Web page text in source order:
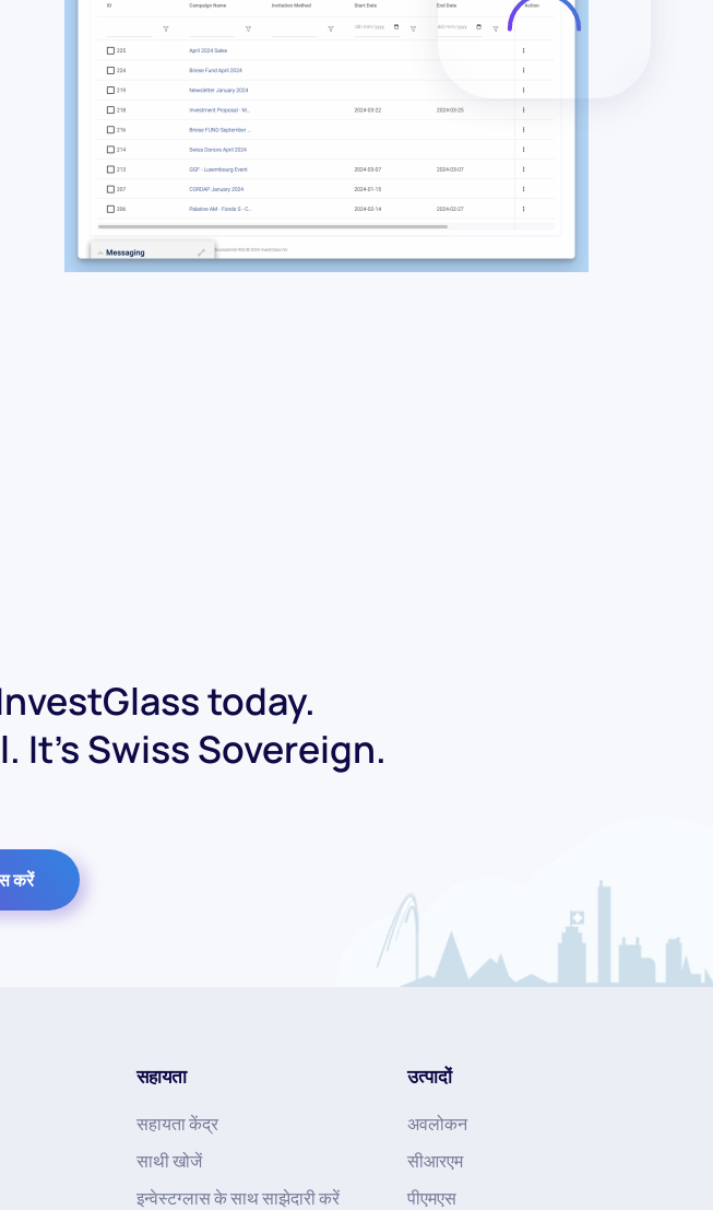
today.
It's Swiss Sovereign.
करें
सहायता
सहायता केंद्र
साथी खोजें
इन्वेस्टग्लास के साथ साझेदारी करें
उत्पादों
अवलोकन
सीआरएम
पीएमएस